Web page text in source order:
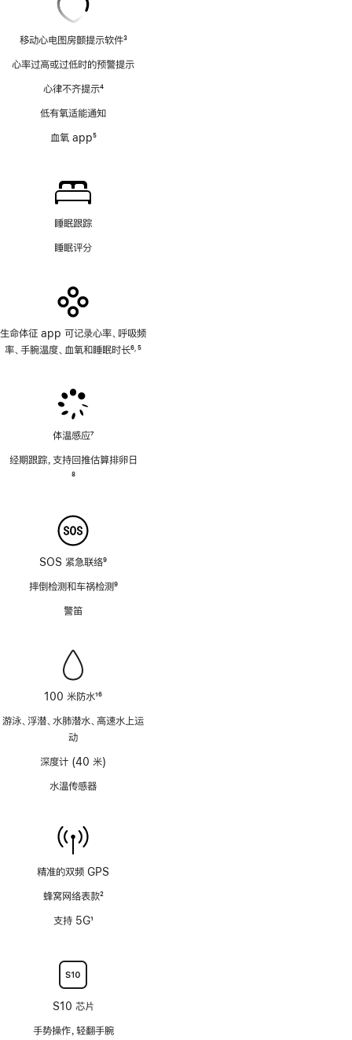
移动心电图房颤提示软件3
心率过高或过低时的预警提示
心律不齐提示4
低有氧适能通知
血氧 app5
睡眠跟踪
睡眠评分
生命体征 app 可记录心率、呼吸频
率、手腕温度、血氧和睡眠时长6 5
体温感应7
经期跟踪，支持回推估算排卵日
8
SOS 紧急联络9
摔倒检测和车祸检测9
警笛
100 米防水16
游泳、浮潜、水肺潜水、高速水上运
动
深度计 (40 米)
水温传感器
精准的双频 GPS
蜂窝网络表款2
支持 5G1
S10 芯片
手势操作，轻翻手腕